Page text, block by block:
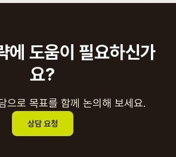
에 도움이 필요하신가
요?
으로 목표를 함께 논의해 보세요.
상담 요청